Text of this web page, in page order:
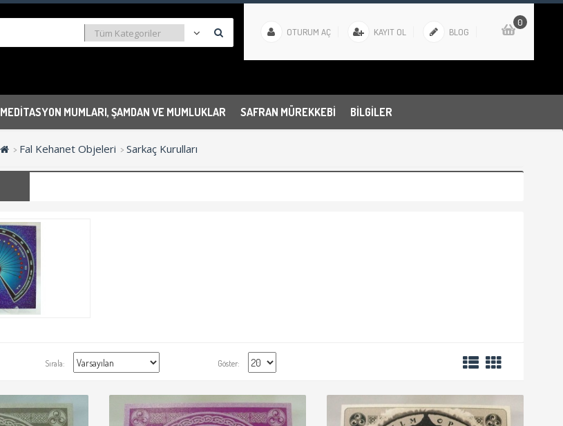
OTURUM AÇ KAYIT OL BLOG
0
MEDITASYON MUMLARI, ŞAMDAN VE MUMLUKLAR SAFRAN MÜREKKEBI BILGILER
Fal Kehanet Objeleri Sarkaç Kurulları
Sırala: Göster: